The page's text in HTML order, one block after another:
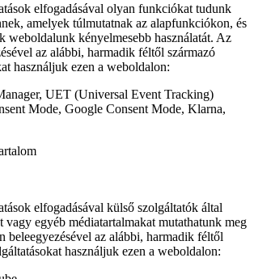
elfogadásával olyan funkciókat tudunk
amelyek túlmutatnak az alapfunkciókon, és
weboldalunk kényelmesebb használatát. Az
az alábbi, harmadik féltől származó
használjuk ezen a weboldalon:
UET (Universal Event Tracking)
Mode, Google Consent Mode, Klarna,
elfogadásával külső szolgáltatók által
vagy egyéb médiatartalmakat mutathatunk meg
beleegyezésével az alábbi, harmadik féltől
használjuk ezen a weboldalon: